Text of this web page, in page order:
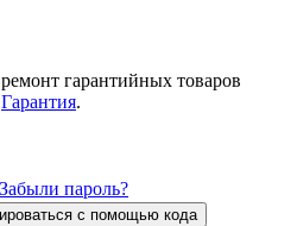
гарантийных товаров
Гарантия.
Забыли пароль?
с помощью кода